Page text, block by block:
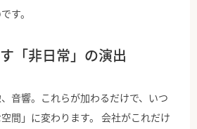
す。
「非日常」の演出
音響。これらが加わるだけで、いつ
間」に変わります。 会社がこれだけ